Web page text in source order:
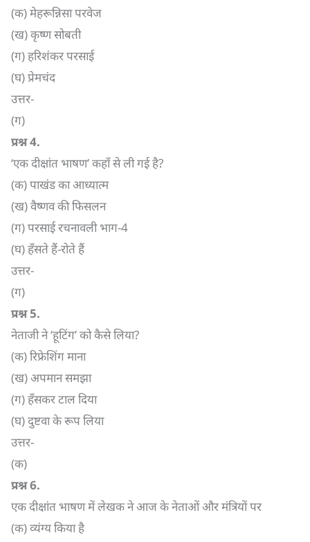
(क) मेहरून्निसा परवेज
(ख) कृष्ण सोबती
(ग) हरिशंकर परसाई
(घ) प्रेमचंद
उत्तर-
(ग)
प्रश्न4.
‘एक दीक्षांत भाषण’ कहाँ से ली गई है?
(क) पाखंड का आध्यात्म
(ख) वैष्णव की फिसलन
(ग) परसाई रचनावली भाग-4
(घ) हँसते हैं-रोते हैं
उत्तर-
(ग)
प्रश्न5.
नेताजी ने ‘हूटिंग’ को कैसे लिया?
(क) रिफ्रेशिंग माना
(ख) अपमान समझा
(ग) हँसकर टाल दिया
(घ) दुष्टवा के रूप लिया
उत्तर-
(क)
प्रश्न6.
एक दीक्षांत भाषण में लेखक ने आज के नेताओं और मंत्रियों पर
(क) व्यंग्य किया है